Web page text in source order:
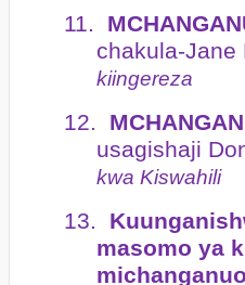
11.
chakula-Jane
kiingereza
12.
usagishaji
kwa Kiswahili
13.
masomo ya